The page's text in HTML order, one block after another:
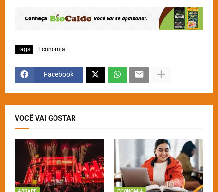
Tags Economia
Facebook
VOCÊ VAI GOSTAR
ABRAPE ECONOMIA